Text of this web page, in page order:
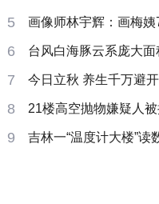
5 画像师林宇辉：画梅姨7
6 台风白海豚云系庞大
7 今日立秋 养生千万避
8 21楼高空抛物嫌疑人被
9 吉林一“温度计大楼”读